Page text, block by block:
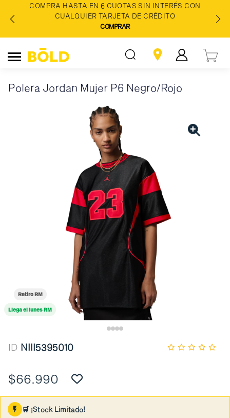
COMPRA HASTA EN 6 CUOTAS SIN INTERÉS CON
CUALQUIER TARJETA DE CRÉDITO
COMPRAR
Polera Jordan Mujer P6 Negro/Rojo
Retiro RM
Llega el lunes RM
ID NIII5395010
$66.990
🛒 ¡Stock Limitado!